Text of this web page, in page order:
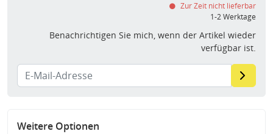
Zur Zeit nicht lieferbar
1-2 Werktage
Benachrichtigen Sie mich, wenn der Artikel wieder
verfügbar ist.
Weitere Optionen